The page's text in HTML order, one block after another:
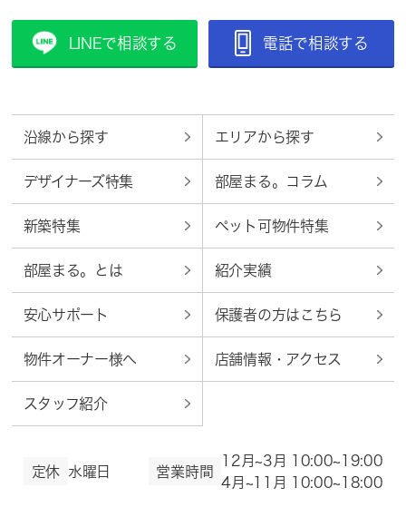
LINEで相談する 電話で相談する
沿線から探す エリアから探す
デザイナーズ特集 部屋まる。コラム
新築特集 ペット可物件特集
部屋まる。とは 紹介実績
安心サポート 保護者の方はこちら
物件オーナー様へ 店舗情報・アクセス
スタッフ紹介
定休 水曜日 営業時間
12月~3月 10:00~19:00
4月~11月 10:00~18:00